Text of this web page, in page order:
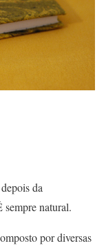
da
sempre natural.
por diversas